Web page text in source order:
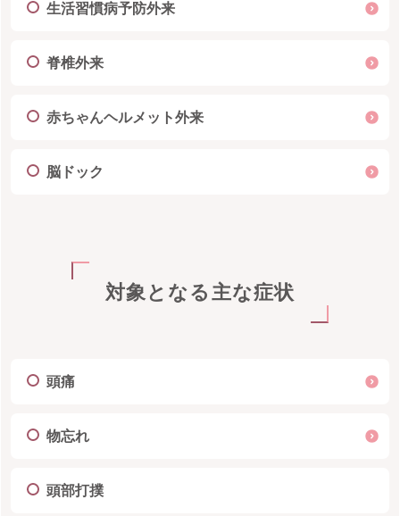
生活習慣病予防外来
脊椎外来
赤ちゃんヘルメット外来
脳ドック
対象となる主な症状
頭痛
物忘れ
頭部打撲